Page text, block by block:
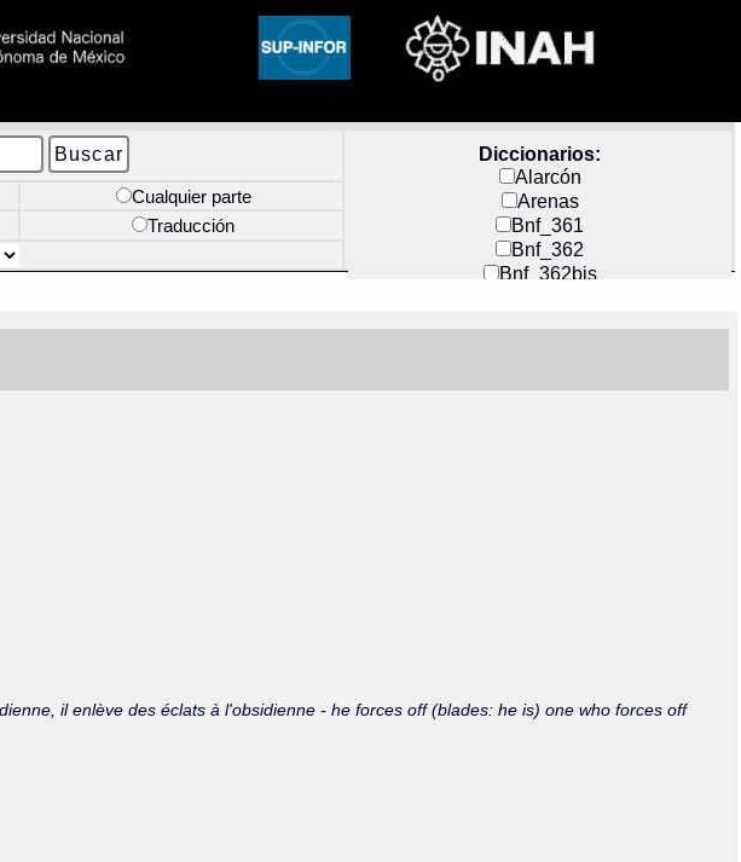
Diccionarios:
Alarcón
Arenas
Bnf_361
Bnf_362
Bnf_362bis
Docs_México
Wimmer
Cualquier parte
Traducción
il enlève des éclats à l'obsidienne - he forces off (blades: he is) one who forces off